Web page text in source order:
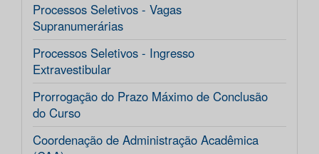
Processos Seletivos - Vagas
Supranumerárias
Processos Seletivos - Ingresso
Extravestibular
Prorrogação do Prazo Máximo de Conclusão
do Curso
Coordenação de Administração Acadêmica